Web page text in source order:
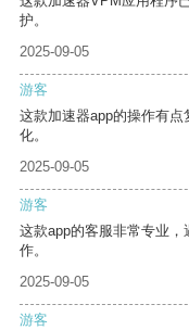
护。
2025-09-05
游客
这款加速器app的操作有
化。
2025-09-05
游客
这款app的客服非常专业
作。
2025-09-05
游客